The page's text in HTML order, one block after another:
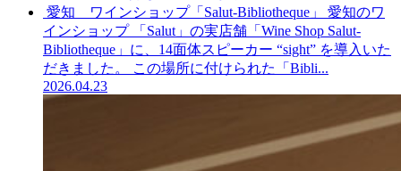
愛知 ワインショップ「Salut-Bibliotheque」
愛知のワ
インショップ 「Salut」の実店舗「Wine Shop Salut-
Bibliotheque」に、14面体スピーカー “sight” を導入いた
だきました。 この場所に付けられた「Bibli...
2026.04.23